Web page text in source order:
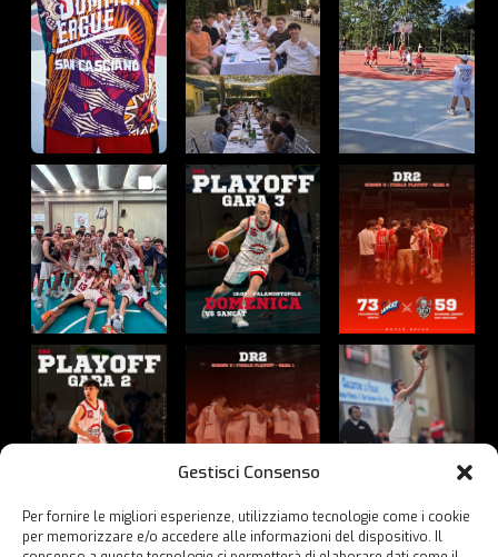
Gestisci Consenso
Per fornire le migliori esperienze, utilizziamo tecnologie come i cookie
per memorizzare e/o accedere alle informazioni del dispositivo. Il